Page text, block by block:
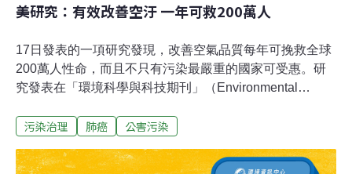
美研究：有效改善空汙 一年可救200萬人
17日發表的一項研究發現，改善空氣品質每年可挽救全球
200萬人性命，而且不只有污染最嚴重的國家可受惠。研
究發表在「環境科學與科技期刊」（Environmental
的地區，像是中國大陸、印度和俄羅斯等地，如果達到世
的生命。除此之外，汙染較輕微的區域若改善達到標準，
污染治理 肺癌 公害污染